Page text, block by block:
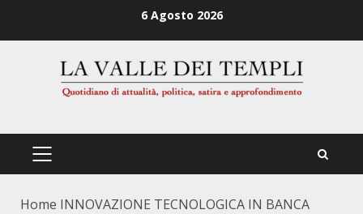
6 Agosto 2026
PRIMÄRES
Home INNOVAZIONE TECNOLOGICA IN BANCA